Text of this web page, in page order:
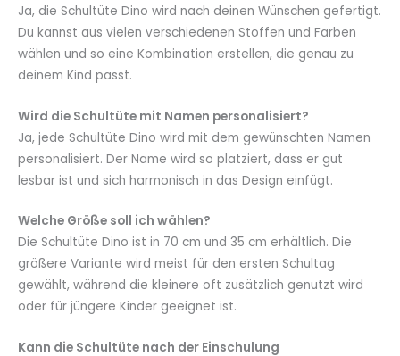
Ja, die Schultüte Dino wird nach deinen Wünschen gefertigt.
Du kannst aus vielen verschiedenen Stoffen und Farben
wählen und so eine Kombination erstellen, die genau zu
deinem Kind passt.
Wird die Schultüte mit Namen personalisiert?
Ja, jede Schultüte Dino wird mit dem gewünschten Namen
personalisiert. Der Name wird so platziert, dass er gut
lesbar ist und sich harmonisch in das Design einfügt.
Welche Größe soll ich wählen?
Die Schultüte Dino ist in 70 cm und 35 cm erhältlich. Die
größere Variante wird meist für den ersten Schultag
gewählt, während die kleinere oft zusätzlich genutzt wird
oder für jüngere Kinder geeignet ist.
Kann die Schultüte nach der Einschulung